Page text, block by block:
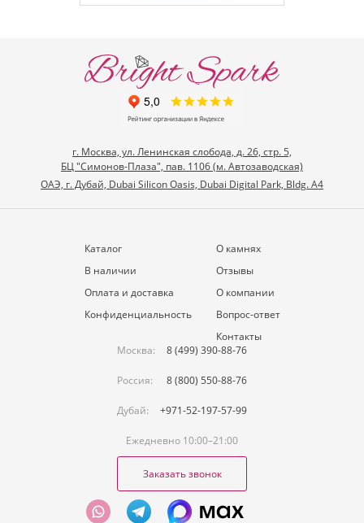
г. Москва, ул. Ленинская слобода, д. 26, стр. 5,
БЦ "Симонов-Плаза", пав. 1106 (м. Автозаводская)
ОАЭ, г. Дубай, Dubai Silicon Oasis, Dubai Digital Park, Bldg. A4
Каталог
В наличии
Оплата и доставка
Конфиденциальность
О камнях
Отзывы
О компании
Вопрос-ответ
Контакты
Москва:
8 (499) 390-88-76
Россия: 8 (800) 550-88-76
Дубай: +971-52-197-57-99
Ежедневно 10:00–21:00
Заказать звонок